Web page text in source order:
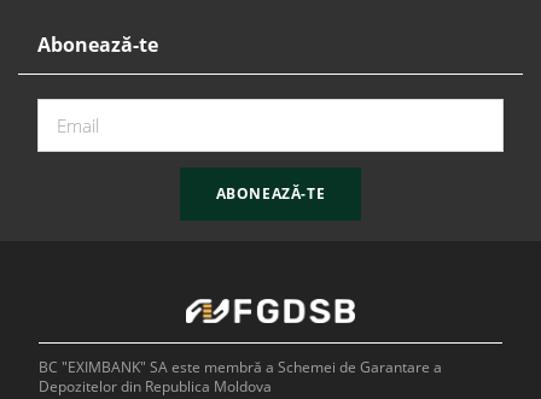
Abonează-te
ABONEAZĂ-TE
BC "EXIMBANK" SA este membră a Schemei de Garantare a
Depozitelor din Republica Moldova